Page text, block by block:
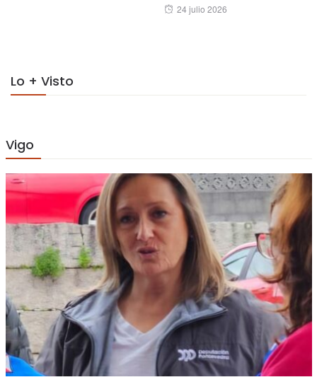
Posted
24 julio 2026
Lo + Visto
Vigo